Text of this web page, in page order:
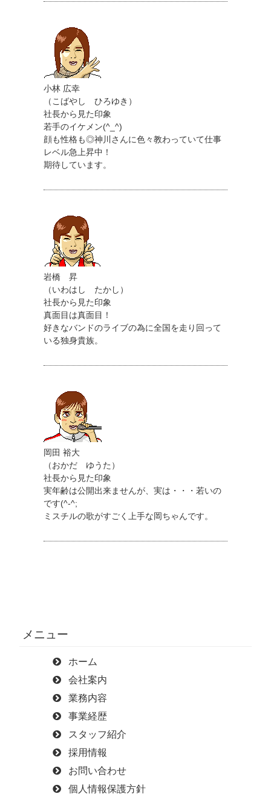
小林 広幸
（こばやし ひろゆき）
社長から見た印象
若手のイケメン(^_^)
顔も性格も◎神川さんに色々教わっていて仕事
レベル急上昇中！
期待しています。
岩橋 昇
（いわはし たかし）
社長から見た印象
真面目は真面目！
好きなバンドのライブの為に全国を走り回って
いる独身貴族。
岡田 裕大
（おかだ ゆうた）
社長から見た印象
実年齢は公開出来ませんが、実は・・・若いの
です(^-^;
ミスチルの歌がすごく上手な岡ちゃんです。
メニュー
ホーム
会社案内
業務内容
事業経歴
スタッフ紹介
採用情報
お問い合わせ
個人情報保護方針